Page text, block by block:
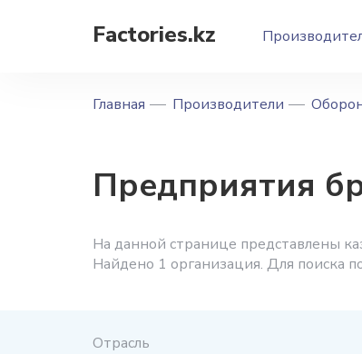
Factories.kz
Главная Производители
Предприятия
На данной странице представлены
Найдено 1 организация. Для поиска
Отрасль